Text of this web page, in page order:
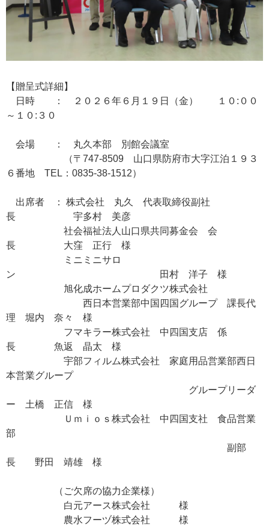
【贈呈式詳細】
日時 ： ２０２６年６月１９日（金） １０:００
～１０:３０
会場 ： 丸久本部 別館会議室
（〒747-8509 山口県防府市大字江泊１９３
６番地 TEL：0835-38-1512）
出席者 ： 株式会社 丸久 代表取締役副社
長 宇多村 美彦
社会福祉法人山口県共同募金会 会
長 大窪 正行 様
ミニミニサロ
ン 田村 洋子 様
旭化成ホームプロダクツ株式会社
西日本営業部中国四国グループ 課長代
理 堀内 奈々 様
フマキラー株式会社 中四国支店 係
長 魚返 晶太 様
宇部フィルム株式会社 家庭用品営業部西日
本営業グループ
グループリーダ
ー 土橋 正信 様
Ｕｍｉｏｓ株式会社 中四国支社 食品営業
部
副部
長 野田 靖雄 様
（ご欠席の協力企業様）
白元アース株式会社 様
農水フーヅ株式会社 様